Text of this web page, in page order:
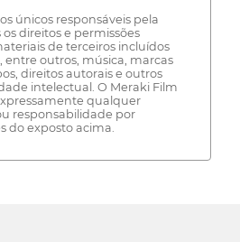
únicos responsáveis pela
direitos e permissões
de terceiros incluídos
outros, música, marcas
direitos autorais e outros
intelectual. O Meraki Film
qualquer
responsabilidade por
do exposto acima.